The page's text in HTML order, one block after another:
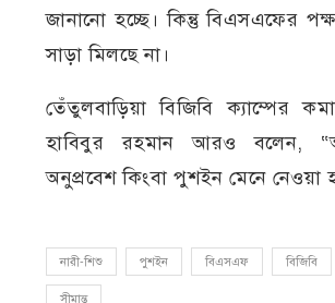
জানানো হচ্ছে। কিন্তু বিএসএফের
সাড়া মিলছে না।
তেঁতুলবাড়িয়া বিজিবি ক্যাম্পের
হাবিবুর রহমান আরও বলেন,
অনুপ্রবেশ কিংবা পুশইন মেনে নেওয়া
নারী-শিশু পুশইন বিএসএফ বিজিবি
সীমান্ত